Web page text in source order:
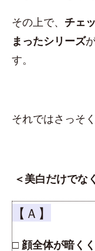
その上で、 チェ
まったシリーズ
す。
それではさっそ
＜美白だけでな
【Ａ】
□ 顔全体が暗く